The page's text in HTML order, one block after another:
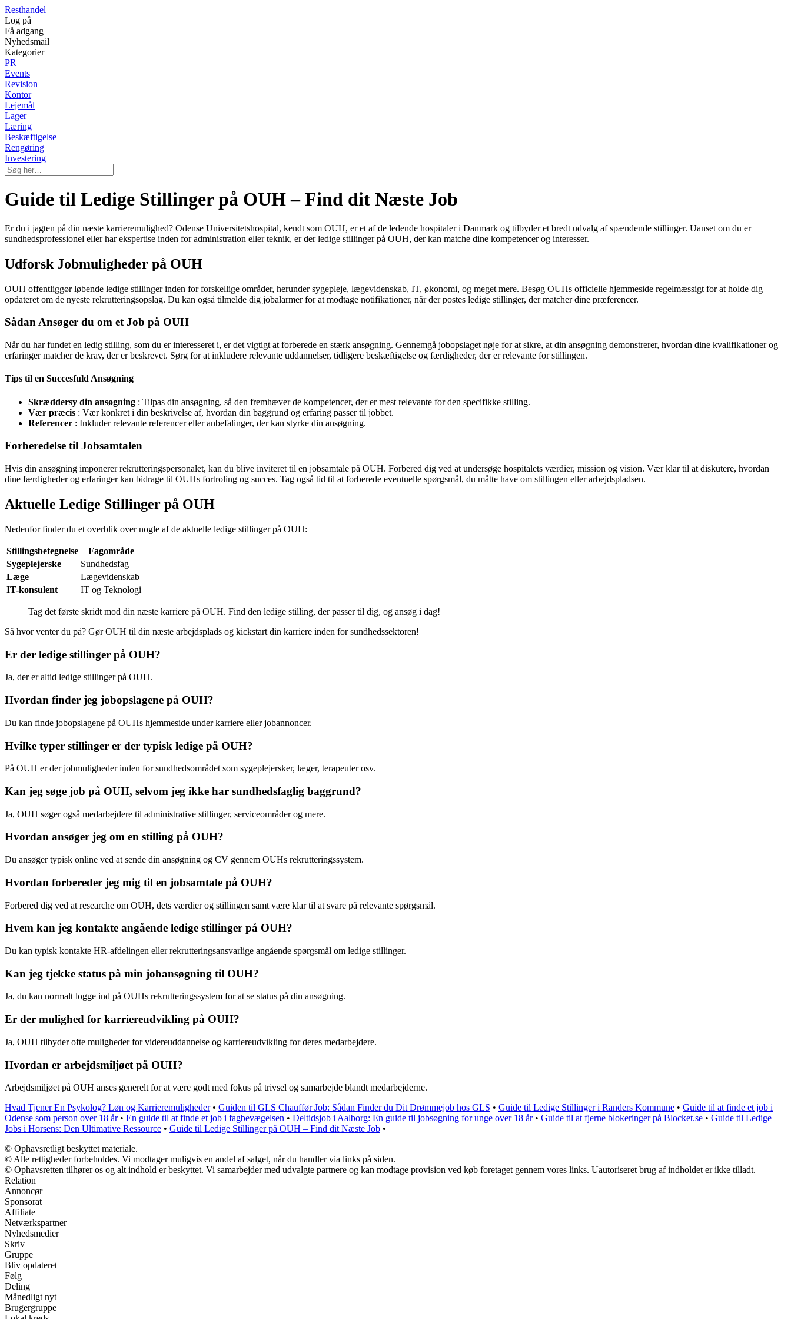
Resthandel
Log på
Få adgang
Nyhedsmail
Kategorier
PR
Events
Revision
Kontor
Lejemål
Lager
Læring
Beskæftigelse
Rengøring
Investering
Guide til Ledige Stillinger på OUH – Find dit Næste Job
Er du i jagten på din næste karrieremulighed? Odense Universitetshospital, kendt som OUH, er et af de ledende hospitaler i Danmark og tilbyder et bredt udvalg af spændende stillinger. Uanset om du er
sundhedsprofessionel eller har ekspertise inden for administration eller teknik, er der ledige stillinger på OUH, der kan matche dine kompetencer og interesser.
Udforsk Jobmuligheder på OUH
OUH offentliggør løbende ledige stillinger inden for forskellige områder, herunder sygepleje, lægevidenskab, IT, økonomi, og meget mere. Besøg OUHs officielle hjemmeside regelmæssigt for at holde dig
opdateret om de nyeste rekrutteringsopslag. Du kan også tilmelde dig jobalarmer for at modtage notifikationer, når der postes ledige stillinger, der matcher dine præferencer.
Sådan Ansøger du om et Job på OUH
Når du har fundet en ledig stilling, som du er interesseret i, er det vigtigt at forberede en stærk ansøgning. Gennemgå jobopslaget nøje for at sikre, at din ansøgning demonstrerer, hvordan dine kvalifikationer og
erfaringer matcher de krav, der er beskrevet. Sørg for at inkludere relevante uddannelser, tidligere beskæftigelse og færdigheder, der er relevante for stillingen.
Tips til en Succesfuld Ansøgning
Skræddersy din ansøgning : Tilpas din ansøgning, så den fremhæver de kompetencer, der er mest relevante for den specifikke stilling.
Vær præcis : Vær konkret i din beskrivelse af, hvordan din baggrund og erfaring passer til jobbet.
Referencer : Inkluder relevante referencer eller anbefalinger, der kan styrke din ansøgning.
Forberedelse til Jobsamtalen
Hvis din ansøgning imponerer rekrutteringspersonalet, kan du blive inviteret til en jobsamtale på OUH. Forbered dig ved at undersøge hospitalets værdier, mission og vision. Vær klar til at diskutere, hvordan
dine færdigheder og erfaringer kan bidrage til OUHs fortroling og succes. Tag også tid til at forberede eventuelle spørgsmål, du måtte have om stillingen eller arbejdspladsen.
Aktuelle Ledige Stillinger på OUH
Nedenfor finder du et overblik over nogle af de aktuelle ledige stillinger på OUH:
Stillingsbetegnelse
Fagområde
Sygeplejerske
Sundhedsfag
Læge
Lægevidenskab
IT-konsulent
IT og Teknologi
Tag det første skridt mod din næste karriere på OUH. Find den ledige stilling, der passer til dig, og ansøg i dag!
Så hvor venter du på? Gør OUH til din næste arbejdsplads og kickstart din karriere inden for sundhedssektoren!
Er der ledige stillinger på OUH?
Ja, der er altid ledige stillinger på OUH.
Hvordan finder jeg jobopslagene på OUH?
Du kan finde jobopslagene på OUHs hjemmeside under karriere eller jobannoncer.
Hvilke typer stillinger er der typisk ledige på OUH?
På OUH er der jobmuligheder inden for sundhedsområdet som sygeplejersker, læger, terapeuter osv.
Kan jeg søge job på OUH, selvom jeg ikke har sundhedsfaglig baggrund?
Ja, OUH søger også medarbejdere til administrative stillinger, serviceområder og mere.
Hvordan ansøger jeg om en stilling på OUH?
Du ansøger typisk online ved at sende din ansøgning og CV gennem OUHs rekrutteringssystem.
Hvordan forbereder jeg mig til en jobsamtale på OUH?
Forbered dig ved at researche om OUH, dets værdier og stillingen samt være klar til at svare på relevante spørgsmål.
Hvem kan jeg kontakte angående ledige stillinger på OUH?
Du kan typisk kontakte HR-afdelingen eller rekrutteringsansvarlige angående spørgsmål om ledige stillinger.
Kan jeg tjekke status på min jobansøgning til OUH?
Ja, du kan normalt logge ind på OUHs rekrutteringssystem for at se status på din ansøgning.
Er der mulighed for karriereudvikling på OUH?
Ja, OUH tilbyder ofte muligheder for videreuddannelse og karriereudvikling for deres medarbejdere.
Hvordan er arbejdsmiljøet på OUH?
Arbejdsmiljøet på OUH anses generelt for at være godt med fokus på trivsel og samarbejde blandt medarbejderne.
Hvad Tjener En Psykolog? Løn og Karrieremuligheder• Guiden til GLS Chauffør Job: Sådan Finder du Dit Drømmejob hos GLS • Guide til Ledige Stillinger i Randers Kommune • Guide til at finde et job i
Odense som person over 18 år• En guide til at finde et job i fagbevægelsen • Deltidsjob i Aalborg: En guide til jobsøgning for unge over 18 år• Guide til at fjerne blokeringer på Blocket.se • Guide til Ledige
Jobs i Horsens: Den Ultimative Ressource • Guide til Ledige Stillinger på OUH – Find dit Næste Job •
© Ophavsretligt beskyttet materiale.
© Alle rettigheder forbeholdes. Vi modtager muligvis en andel af salget, når du handler via links på siden.
© Ophavsretten tilhører os og alt indhold er beskyttet. Vi samarbejder med udvalgte partnere og kan modtage provision ved køb foretaget gennem vores links. Uautoriseret brug af indholdet er ikke tilladt.
Relation
Annoncør
Sponsorat
Affiliate
Netværkspartner
Nyhedsmedier
Skriv
Gruppe
Bliv opdateret
Følg
Deling
Månedligt nyt
Brugergruppe